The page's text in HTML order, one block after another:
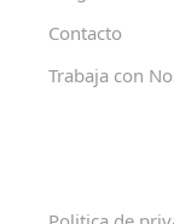
Contacto
Trabaja con